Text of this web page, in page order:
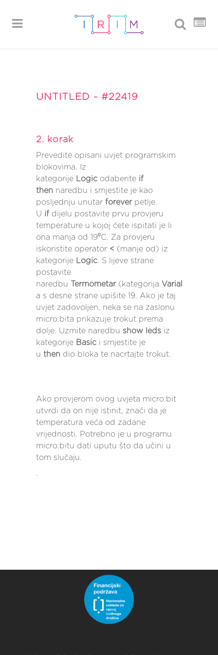
UNTITLED - #22419
2. korak
Prevedite opisani uvjet programskim
blokovima. Iz
kategorije Logic odaberite if
then naredbu i smjestite je kao
posljednju unutar foreverpetlje.
U if dijelu postavite prvu provjeru
temperature u kojoj ćete ispitati je li
ona manja od 19⁰C. Za provjeru
iskoristite operator < (manje od) iz
kategorije Logic. S lijeve strane
postavite
naredbu
Termometar(kategorija Variables
a s desne strane upišite 19. Ako je taj
uvjet zadovoljen, neka se na zaslonu
micro:bita prikazuje trokut prema
dolje. Uzmite naredbu show leds iz
kategorije Basic i smjestite je
u then dio bloka te nacrtajte trokut.
Ako provjerom ovog uvjeta micro:bit
utvrdi da on nije istinit, znači da je
temperatura veća od zadane
vrijednosti. Potrebno je u programu
micro:bitu dati uputu što da učini u
tom slučaju.
.